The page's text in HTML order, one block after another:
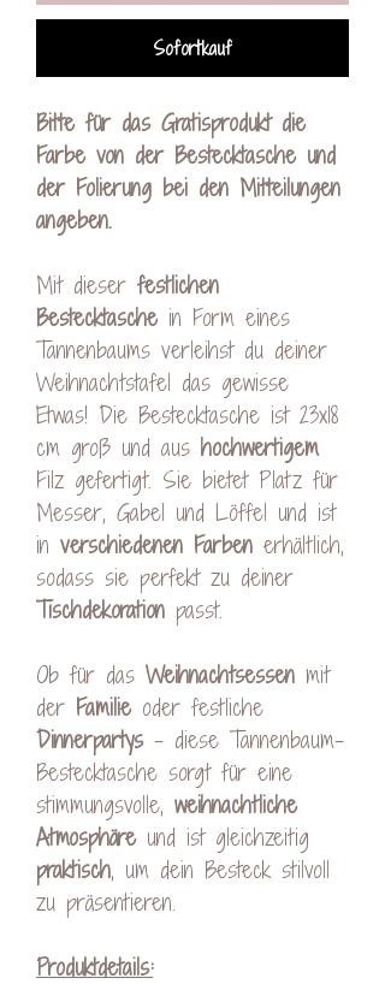
Sofortkauf
Bitte für das Gratisprodukt die
Farbe von der Bestecktasche und
der Folierung bei den Mitteilungen
angeben.
Mit dieser festlichen
Bestecktaschein Form eines
Tannenbaums verleihst du deiner
Weihnachtstafel das gewisse
Etwas! Die Bestecktasche ist 23x18
cm groß und aus hochwertigem
Filz gefertigt. Sie bietet Platz für
Messer, Gabel und Löffel und ist
in verschiedenen Farben erhältlich,
sodass sie perfekt zu deiner
Tischdekoration passt.
Ob für das Weihnachtsessen mit
der Familieoder festliche
Dinnerpartys– diese Tannenbaum-
Bestecktasche sorgt für eine
stimmungsvolle, weihnachtliche
Atmosphäreund ist gleichzeitig
praktisch, um dein Besteck stilvoll
zu präsentieren.
Produktdetails: